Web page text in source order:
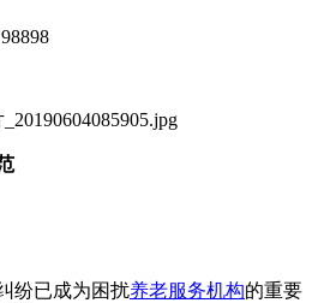
98898
纷已成为困扰养老服务机构的重要